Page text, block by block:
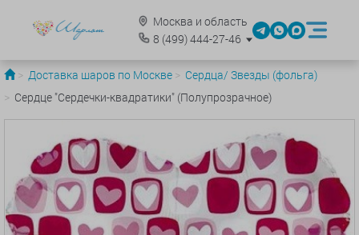
Москва и область
8 (499)444-27-46
Доставка шаров по Москве
Сердца/ Звезды (фольга)
Сердце "Сердечки-квадратики" (Полупрозрачное)